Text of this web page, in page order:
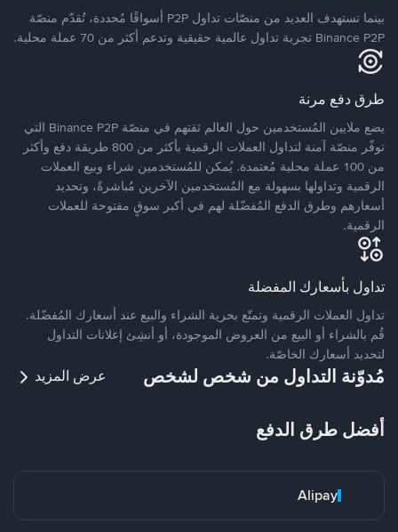
بينما تستهدف العديد من منصّات تداول P2P أسواقًا مُحددة، تُقدّم منصّة
Binance P2P تجربة تداول عالمية حقيقية وتدعم أكثر من 70 عملة محلية.
طرق دفع مرنة
يضع ملايين المُستخدمين حول العالم ثقتهم في منصّة Binance P2P التي
توفّر منصّة آمنة لتداول العملات الرقمية بأكثر من 800 طريقة دفع وأكثر
من 100 عملة محلية مُعتمدة. يُمكن للمُستخدمين شراء وبيع العملات
الرقمية وتداولها بسهولة مع المُستخدمين الآخرين مُباشرةً، وتحديد
أسعارهم وطرق الدفع المُفضّلة لهم في أكبر سوقٍ مفتوحة للعملات
الرقمية.
تداول بأسعارك المفضلة
تداول العملات الرقمية وتمتّع بحرية الشراء والبيع عند أسعارك المُفضّلة.
قُم بالشراء أو البيع من العروض الموجودة، أو أنشِئ إعلانات التداول
لتحديد أسعارك الخاصّة.
مُدوّنة التداول من شخص لشخص عرض المزيد
أفضل طرق الدفع
Alipay